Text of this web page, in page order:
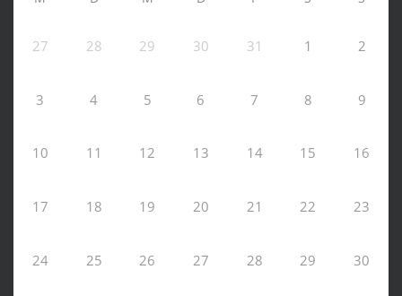
27 28 29 30 31 1 2
3 4 5 6 7 8 9
10 11 12 13 14 15 16
17 18 19 20 21 22 23
24 25 26 27 28 29 30